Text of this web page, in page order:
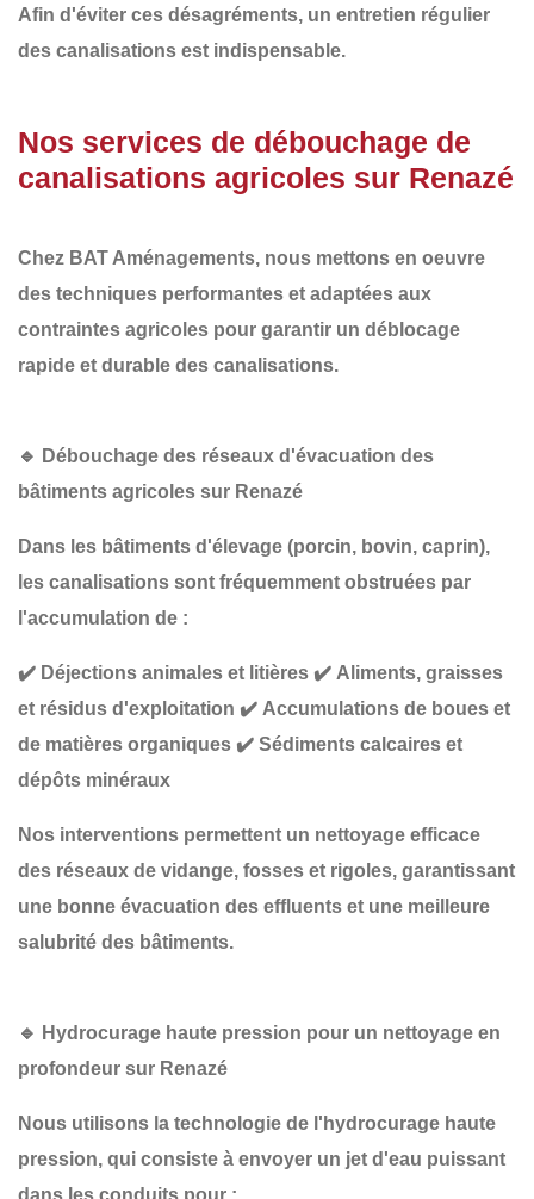
Afin d'éviter ces désagréments, un entretien régulier
des canalisations est indispensable.
Nos services de débouchage de
canalisations agricoles sur Renazé
Chez BAT Aménagements, nous mettons en oeuvre
des techniques performantes et adaptées aux
contraintes agricoles pour garantir un déblocage
rapide et durable des canalisations.
🔹 Débouchage des réseaux d'évacuation des
bâtiments agricoles sur Renazé
Dans les bâtiments d'élevage (porcin, bovin, caprin),
les canalisations sont fréquemment obstruées par
l'accumulation de :
✔️ Déjections animales et litières ✔️ Aliments, graisses
et résidus d'exploitation ✔️ Accumulations de boues et
de matières organiques ✔️ Sédiments calcaires et
dépôts minéraux
Nos interventions permettent un nettoyage efficace
des réseaux de vidange, fosses et rigoles, garantissant
une bonne évacuation des effluents et une meilleure
salubrité des bâtiments.
🔹 Hydrocurage haute pression pour un nettoyage en
profondeur sur Renazé
Nous utilisons la technologie de l'hydrocurage haute
pression, qui consiste à envoyer un jet d'eau puissant
dans les conduits pour :